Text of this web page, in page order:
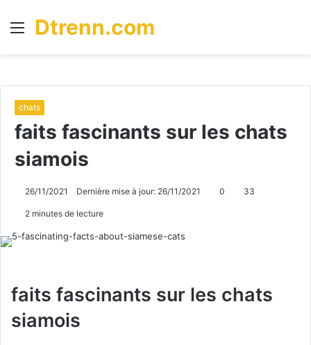
Menu
Dtrenn.com
chats
faits fascinants sur les chats
siamois
26/11/2021 Dernière mise à jour: 26/11/2021 0 33
2 minutes de lecture
faits fascinants sur les chats
siamois